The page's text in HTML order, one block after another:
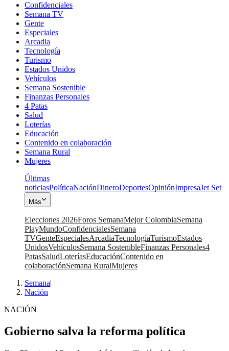
Confidenciales
Semana TV
Gente
Especiales
Arcadia
Tecnología
Turismo
Estados Unidos
Vehículos
Semana Sostenible
Finanzas Personales
4 Patas
Salud
Loterías
Educación
Contenido en colaboración
Semana Rural
Mujeres
Últimas
noticiasPolíticaNaciónDineroDeportesOpiniónImpresaJet Set
Más
Elecciones 2026Foros SemanaMejor ColombiaSemana
PlayMundoConfidencialesSemana
TVGenteEspecialesArcadiaTecnologíaTurismoEstados
UnidosVehículosSemana SostenibleFinanzas Personales4
PatasSaludLoteríasEducaciónContenido en
colaboraciónSemana RuralMujeres
Semana|
Nación
NACIÓN
Gobierno salva la reforma política